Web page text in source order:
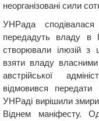
неорганізовані сили
УНРада
передадуть владу в
створювали ілюзій з
взяти владу
австрійської
відмовився
УНРаді вирішили
Віднем маніфесту.